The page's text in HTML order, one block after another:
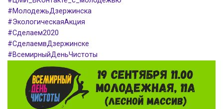
#МолодежьДзержинска
#ЭкологическаяАкция
#Сделаем2020
#СделаемвДзержинске
#ВсемирныйДеньЧистоты